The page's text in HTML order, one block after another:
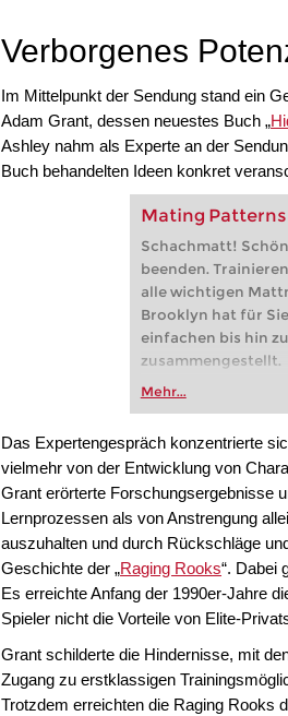
Verborgenes
Im Mittelpunkt der Sendung stand ein
Adam Grant, dessen neuestes Buch „
Ashley nahm als Experte an der
Buch behandelten Ideen konkret
Mating Patterns
Schachmatt!
beenden.
alle wichtigen
Brooklyn hat für
einfachen bis hin
zusammengestellt.
Mehr...
Das Expertengespräch konzentrierte
vielmehr von der Entwicklung von
Grant erörterte Forschungsergebnisse
Lernprozessen als von Anstrengung
auszuhalten und durch Rückschläge
Geschichte der „Raging Rooks“. Dabei
Es erreichte Anfang der 1990er-Jahre
Spieler nicht die Vorteile von Elite-
Grant schilderte die Hindernisse, mit
Zugang zu erstklassigen
Trotzdem erreichten die Raging Rooks